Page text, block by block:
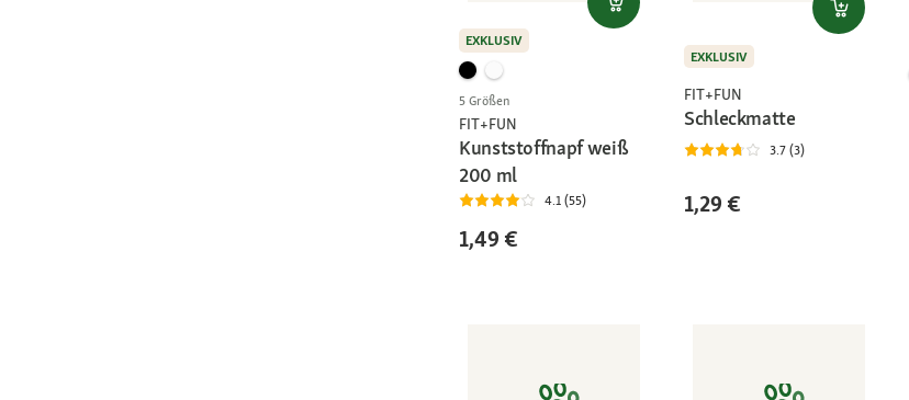
EXKLUSIV
5 Größen
FIT+FUN
Kunststoffnapf weiß
200 ml
4.1 (55)
1,49 €
EXKLUSIV
FIT+FUN
Schleckmatte
3.7 (3)
1,29 €